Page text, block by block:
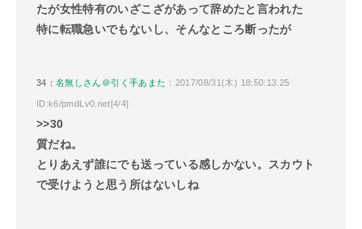
たが女性特有のいざこざがあって辞めたと言われた
特に転職急いでもないし、そんなところ断ったが
34：名無しさん＠引く手あまた ：2017/08/31(木) 18:50:13.25
ID:k6/pmdLv0.net[4/4]
>>30
質だね。
とりあえず誰にでも送っている感しかない。スカウト
で受けようと思う所はないしね